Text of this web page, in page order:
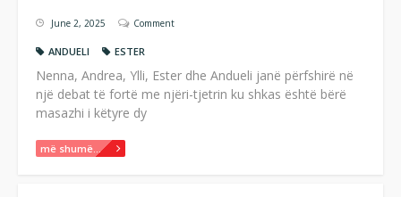
June 2, 2025 Comment
ANDUELI ESTER
Nenna, Andrea, Ylli, Ester dhe Andueli janë përfshirë në
një debat të fortë me njëri-tjetrin ku shkas është bërë
masazhi i këtyre dy
më shumë...